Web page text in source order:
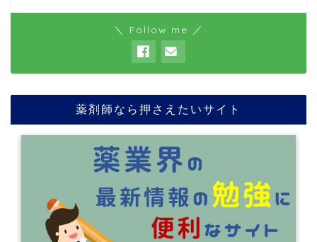
＼ Follow me ／
薬剤師なら押さえたいサイト